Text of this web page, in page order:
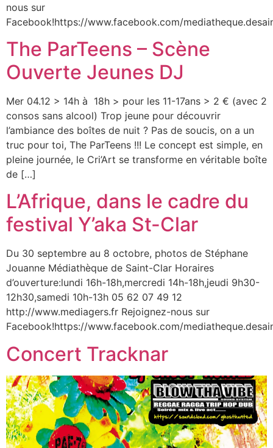
nous sur
Facebook!https://www.facebook.com/
The ParTeens – Scène
Ouverte Jeunes DJ
Mer 04.12 > 14h à 18h > pour les 11-17ans > 2 € (avec 2
consos sans alcool) Trop jeune pour découvrir
l’ambiance des boîtes de nuit ? Pas de soucis, on a un
truc pour toi, The ParTeens !!! Le concept est simple, en
pleine journée, le Cri’Art se transforme en véritable boîte
de […]
L’Afrique, dans le cadre du
festival Y’aka St-Clar
Du 30 septembre au 8 octobre, photos de Stéphane
Jouanne Médiathèque de Saint-Clar Horaires
d’ouverture:lundi 16h-18h,mercredi 14h-18h,jeudi 9h30-
12h30,samedi 10h-13h 05 62 07 49 12
http://www.mediagers.fr Rejoignez-nous sur
Facebook!https://www.facebook.com/
Concert Tracknar